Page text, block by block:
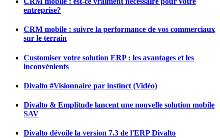
entreprise?
CRM mobile : suivre la performance de vos commerciaux
sur le terrain
Customiser votre solution ERP : les avantages et les
inconvénients
Divalto #Visionnaire par instinct (Vidéo)
Divalto & Emplitude lancent une nouvelle solution mobile
SAV
Divalto dévoile la version 7.3 de l'ERP Divalto